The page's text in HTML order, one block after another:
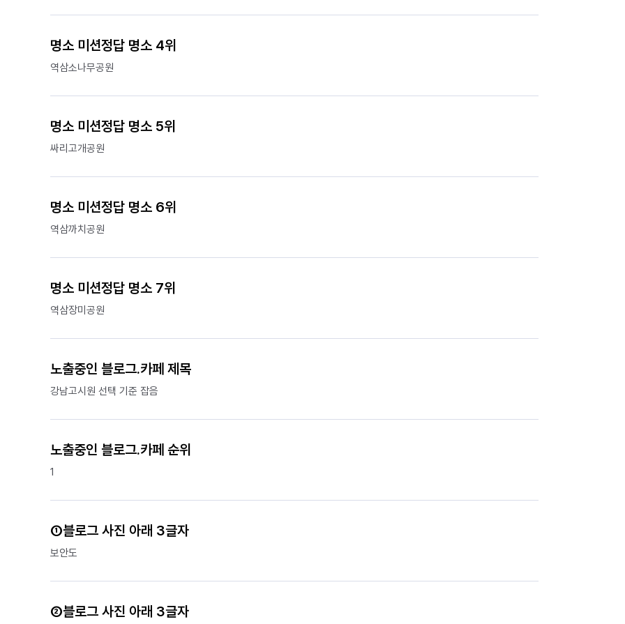
명소 미션정답 명소 4위
역삼소나무공원
명소 미션정답 명소 5위
싸리고개공원
명소 미션정답 명소 6위
역삼까치공원
명소 미션정답 명소 7위
역삼장미공원
노출중인 블로그.카페 제목
강남고시원 선택 기준 잡음
노출중인 블로그.카페 순위
1
①블로그 사진 아래 3글자
보안도
②블로그 사진 아래 3글자